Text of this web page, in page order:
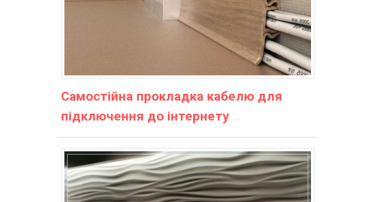
Самостійна прокладка кабелю для
підключення до інтернету